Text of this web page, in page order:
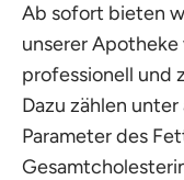
Ab sofort bieten
unserer
professionell und
Dazu zählen
Parameter des